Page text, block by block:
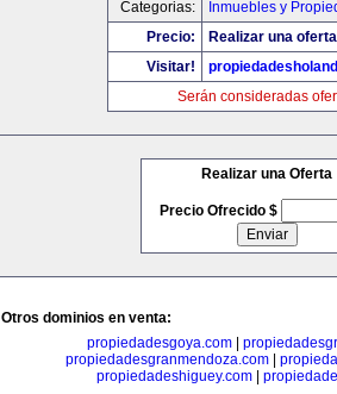
Categorias:
Inmuebles y
Precio:
Realizar una
Visitar!
Serán consideradas
Realizar una Oferta
Precio Ofrecido $
Otros dominios en venta:
propiedadesgoya.com
propiedadesgranmendoza.com
propiedadeshiguey.com